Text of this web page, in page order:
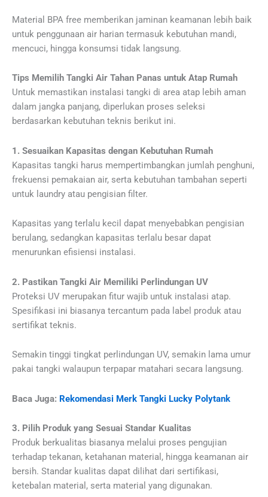
Material BPA free memberikan jaminan keamanan lebih baik
untuk penggunaan air harian termasuk kebutuhan mandi,
mencuci, hingga konsumsi tidak langsung.
Tips Memilih Tangki Air Tahan Panas untuk Atap Rumah
Untuk memastikan instalasi tangki di area atap lebih aman
dalam jangka panjang, diperlukan proses seleksi
berdasarkan kebutuhan teknis berikut ini.
1. Sesuaikan Kapasitas dengan Kebutuhan Rumah
Kapasitas tangki harus mempertimbangkan jumlah penghuni,
frekuensi pemakaian air, serta kebutuhan tambahan seperti
untuk laundry atau pengisian filter.
Kapasitas yang terlalu kecil dapat menyebabkan pengisian
berulang, sedangkan kapasitas terlalu besar dapat
menurunkan efisiensi instalasi.
2. Pastikan Tangki Air Memiliki Perlindungan UV
Proteksi UV merupakan fitur wajib untuk instalasi atap.
Spesifikasi ini biasanya tercantum pada label produk atau
sertifikat teknis.
Semakin tinggi tingkat perlindungan UV, semakin lama umur
pakai tangki walaupun terpapar matahari secara langsung.
Baca Juga: Rekomendasi Merk Tangki Lucky Polytank
3. Pilih Produk yang Sesuai Standar Kualitas
Produk berkualitas biasanya melalui proses pengujian
terhadap tekanan, ketahanan material, hingga keamanan air
bersih. Standar kualitas dapat dilihat dari sertifikasi,
ketebalan material, serta material yang digunakan.